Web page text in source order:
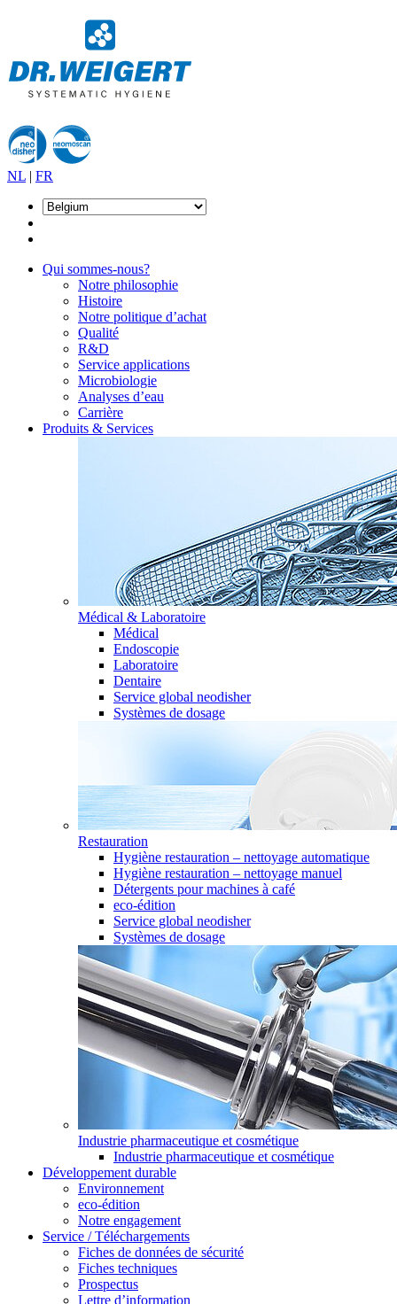
NL | FR
Qui sommes-nous?
Notre philosophie
Histoire
Notre politique d’achat
Qualité
R&D
Service applications
Microbiologie
Analyses d’eau
Carrière
Produits & Services
Médical & Laboratoire
Médical
Endoscopie
Laboratoire
Dentaire
Service global neodisher
Systèmes de dosage
Restauration
Hygiène restauration – nettoyage automatique
Hygiène restauration – nettoyage manuel
Détergents pour machines à café
eco-édition
Service global neodisher
Systèmes de dosage
Industrie pharmaceutique et cosmétique
Industrie pharmaceutique et cosmétique
Développement durable
Environnement
eco-édition
Notre engagement
Service / Téléchargements
Fiches de données de sécurité
Fiches techniques
Prospectus
Lettre d’information